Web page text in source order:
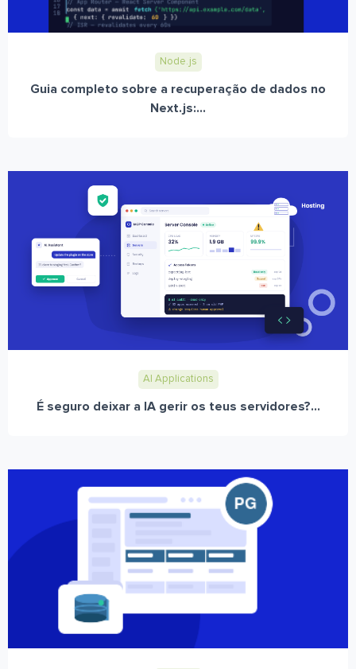
Node.js
Guia completo sobre a recuperação de dados no
Next.js:...
AI Applications
É seguro deixar a IA gerir os teus servidores?...